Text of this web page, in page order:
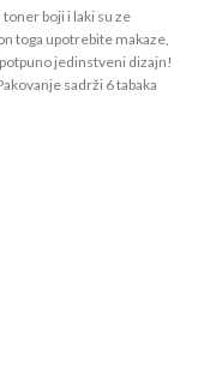
boji i laki su ze
toga upotrebite makaze,
jedinstveni dizajn!
sadrži 6 tabaka